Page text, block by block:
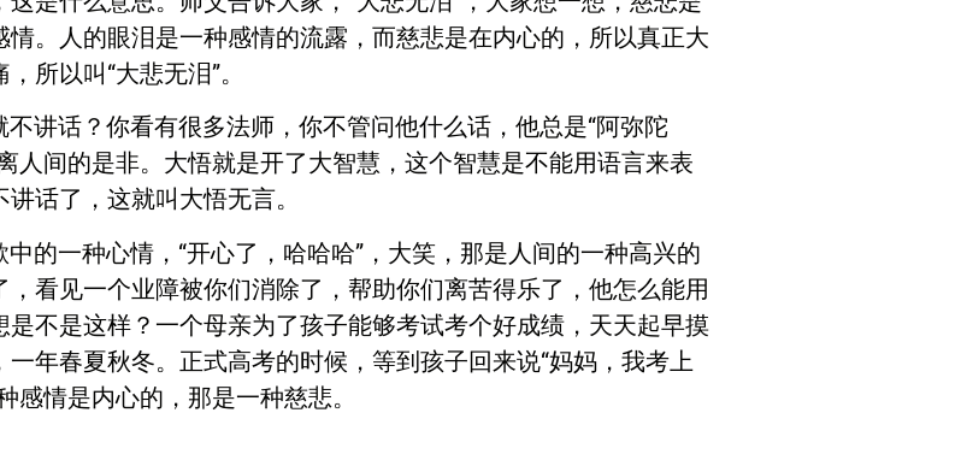
。人的眼泪是一种感情的流露，而慈悲是在内心的，所以真正大
所以叫“大悲无泪”。
话？你看有很多法师，你不管问他什么话，他总是“阿弥陀
人间的是非。大悟就是开了大智慧，这个智慧是不能用语言来表
话了，这就叫大悟无言。
一种心情，“开心了，哈哈哈”，大笑，那是人间的一种高兴的
看见一个业障被你们消除了，帮助你们离苦得乐了，他怎么能用
不是这样？一个母亲为了孩子能够考试考个好成绩，天天起早摸
年春夏秋冬。正式高考的时候，等到孩子回来说“妈妈，我考上
情是内心的，那是一种慈悲。